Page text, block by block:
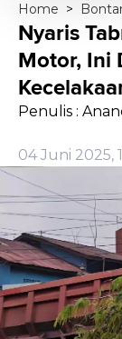
Home >
Nyaris
Motor, Ini
Penulis :
04 Juni 2025,